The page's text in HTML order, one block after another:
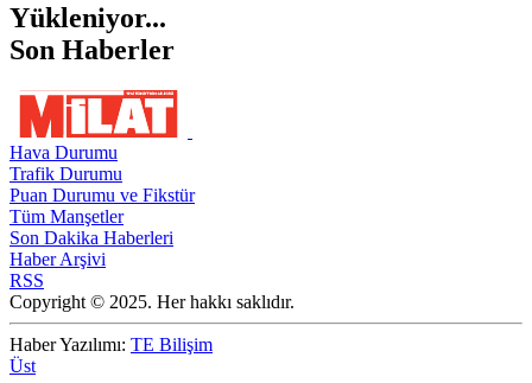
Yükleniyor...
Son Haberler
Hava Durumu
Trafik Durumu
Puan Durumu ve Fikstür
Tüm Manşetler
Son Dakika Haberleri
Haber Arşivi
RSS
Copyright © 2025. Her hakkı saklıdır.
Haber Yazılımı: TE Bilişim
Üst